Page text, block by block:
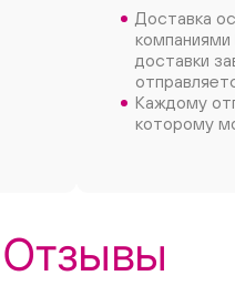
Доставка
доставки
Каждому
которому
Отзывы